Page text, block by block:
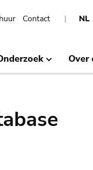
NL
Contact
Over